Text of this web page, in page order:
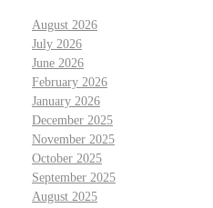
August 2026
July 2026
June 2026
February 2026
January 2026
December 2025
November 2025
October 2025
September 2025
August 2025